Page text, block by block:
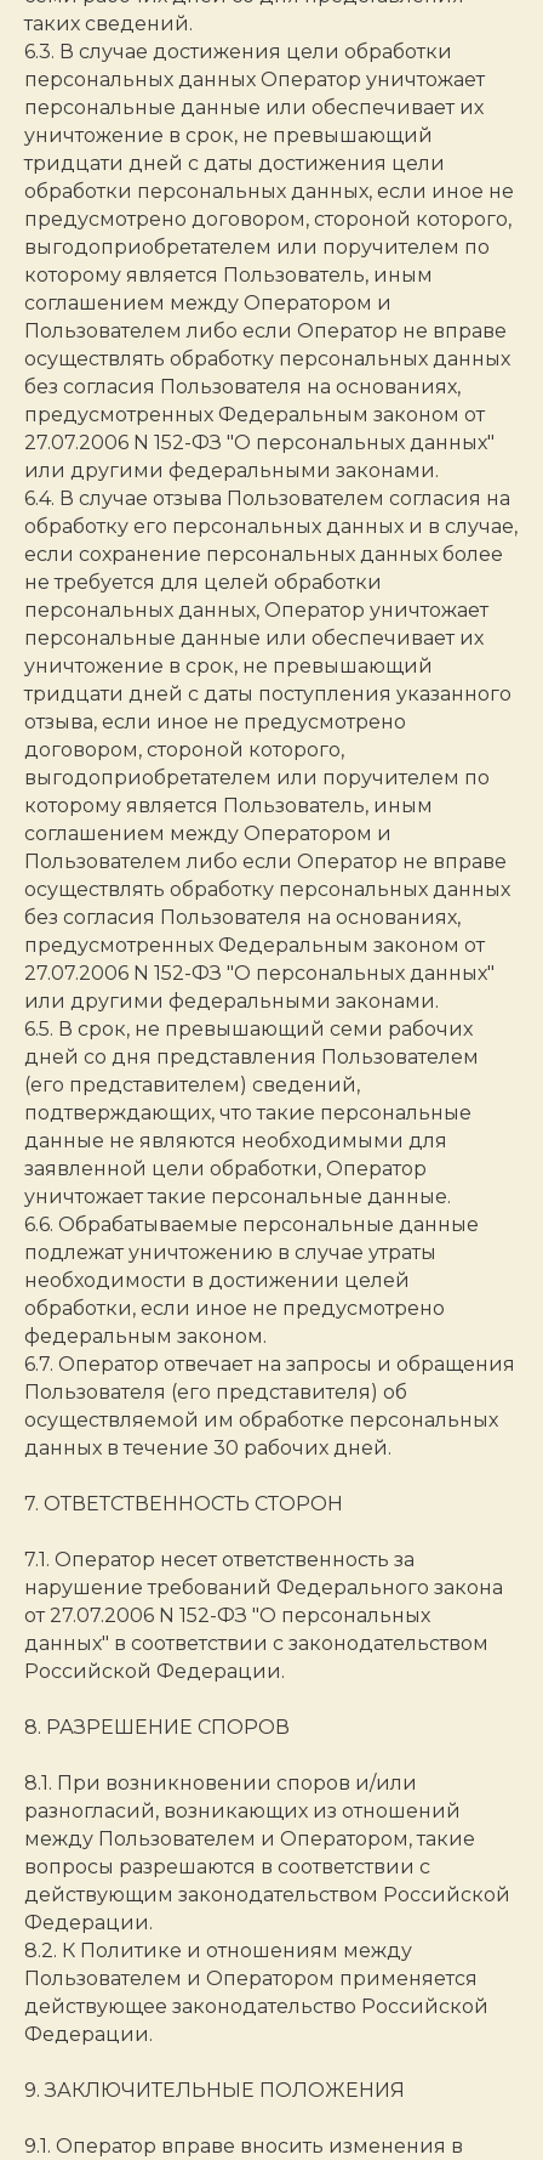
таких сведений.
6.3. В случае достижения цели обработки
персональных данных Оператор уничтожает
персональные данные или обеспечивает их
уничтожение в срок, не превышающий
тридцати дней с даты достижения цели
обработки персональных данных, если иное не
предусмотрено договором, стороной которого,
выгодоприобретателем или поручителем по
которому является Пользователь, иным
соглашением между Оператором и
Пользователем либо если Оператор не вправе
осуществлять обработку персональных данных
без согласия Пользователя на основаниях,
предусмотренных Федеральным законом от
27.07.2006 N 152-ФЗ "О персональных данных"
или другими федеральными законами.
6.4. В случае отзыва Пользователем согласия на
обработку его персональных данных и в случае,
если сохранение персональных данных более
не требуется для целей обработки
персональных данных, Оператор уничтожает
персональные данные или обеспечивает их
уничтожение в срок, не превышающий
тридцати дней с даты поступления указанного
отзыва, если иное не предусмотрено
договором, стороной которого,
выгодоприобретателем или поручителем по
которому является Пользователь, иным
соглашением между Оператором и
Пользователем либо если Оператор не вправе
осуществлять обработку персональных данных
без согласия Пользователя на основаниях,
предусмотренных Федеральным законом от
27.07.2006 N 152-ФЗ "О персональных данных"
или другими федеральными законами.
6.5. В срок, не превышающий семи рабочих
дней со дня представления Пользователем
(его представителем) сведений,
подтверждающих, что такие персональные
данные не являются необходимыми для
заявленной цели обработки, Оператор
уничтожает такие персональные данные.
6.6. Обрабатываемые персональные данные
подлежат уничтожению в случае утраты
необходимости в достижении целей
обработки, если иное не предусмотрено
федеральным законом.
6.7. Оператор отвечает на запросы и обращения
Пользователя (его представителя) об
осуществляемой им обработке персональных
данных в течение 30 рабочих дней.
7. ОТВЕТСТВЕННОСТЬ СТОРОН
7.1. Оператор несет ответственность за
нарушение требований Федерального закона
от 27.07.2006 N 152-ФЗ "О персональных
данных" в соответствии с законодательством
Российской Федерации.
8. РАЗРЕШЕНИЕ СПОРОВ
8.1. При возникновении споров и/или
разногласий, возникающих из отношений
между Пользователем и Оператором, такие
вопросы разрешаются в соответствии с
действующим законодательством Российской
Федерации.
8.2. К Политике и отношениям между
Пользователем и Оператором применяется
действующее законодательство Российской
Федерации.
9. ЗАКЛЮЧИТЕЛЬНЫЕ ПОЛОЖЕНИЯ
9.1. Оператор вправе вносить изменения в